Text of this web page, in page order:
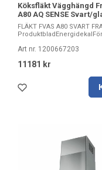
Köksfläkt Vägghängd
A80 AQ SENSE Svart/
FLÄKT FVAS A80 SVART
Art nr. 1200667203
11181 kr